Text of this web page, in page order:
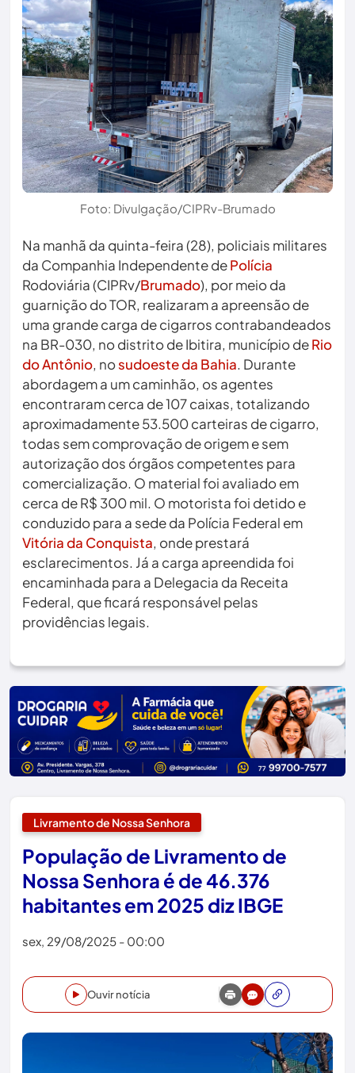
Foto: Divulgação/CIPRv-Brumado
Na manhã da quinta-feira (28), policiais militares
da Companhia Independente dePolícia
Rodoviária (CIPRv/Brumado), por meio da
guarnição do TOR, realizaram a apreensão de
uma grande carga de cigarros contrabandeados
na BR-030, no distrito de Ibitira, município deRio
do Antônio, nosudoeste da Bahia. Durante
abordagem a um caminhão, os agentes
encontraram cerca de 107 caixas, totalizando
aproximadamente 53.500 carteiras de cigarro,
todas sem comprovação de origem e sem
autorização dos órgãos competentes para
comercialização. O material foi avaliado em
cerca de R$ 300 mil. O motorista foi detido e
conduzido para a sede da Polícia Federal em
Vitória da Conquista, onde prestará
esclarecimentos. Já a carga apreendida foi
encaminhada para a Delegacia da Receita
Federal, que ficará responsável pelas
providências legais.
Livramento de Nossa Senhora
População de Livramento de
Nossa Senhora é de 46.376
habitantes em 2025 diz IBGE
sex, 29/08/2025 - 00:00
Ouvir notícia